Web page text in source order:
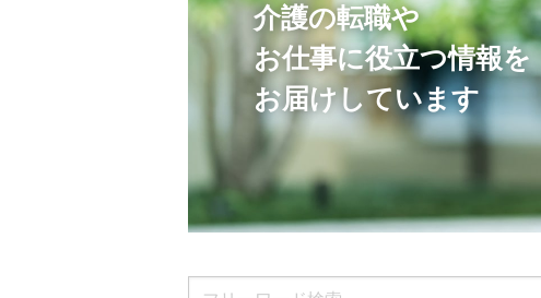
介護の転職や
お仕事に役立つ情報を
お届けしています